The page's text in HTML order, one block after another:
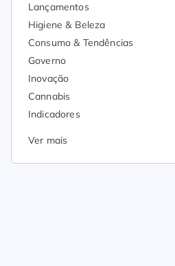
Lançamentos
Higiene & Beleza
Consumo & Tendências
Governo
Inovação
Cannabis
Indicadores
Ver mais